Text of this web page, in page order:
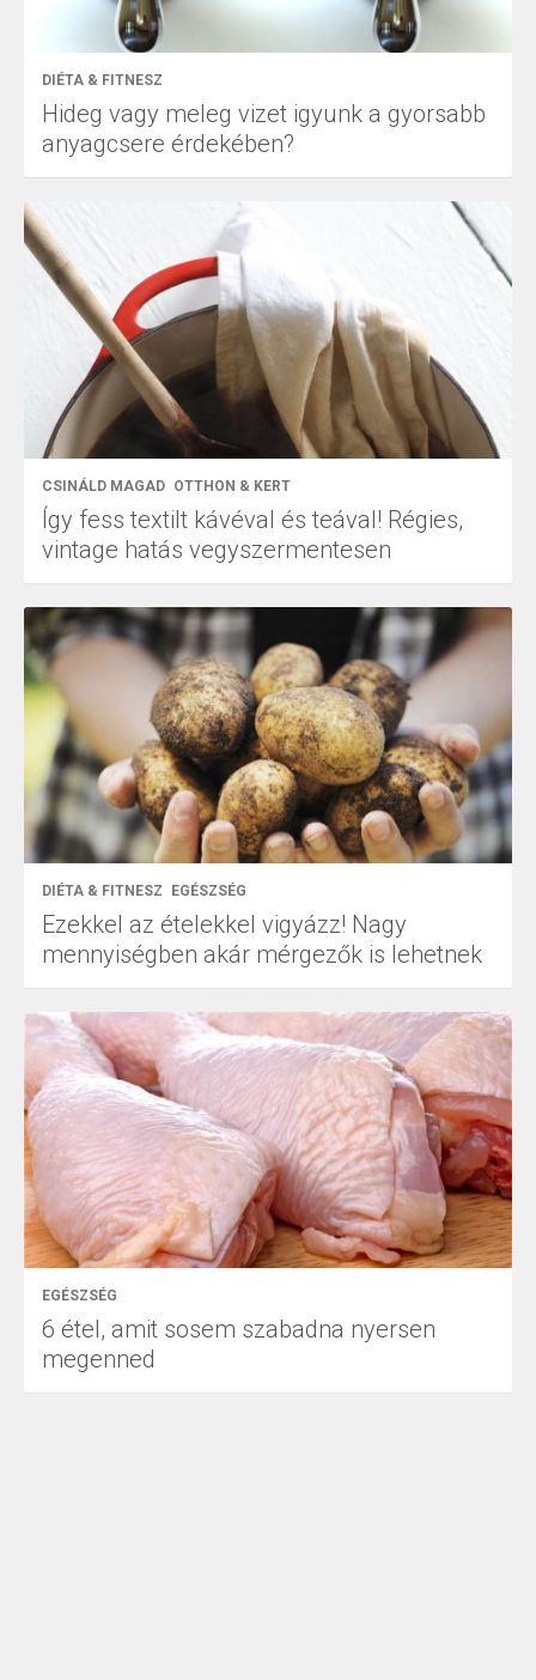
DIÉTA & FITNESZ
Hideg vagy meleg vizet igyunk a gyorsabb
anyagcsere érdekében?
CSINÁLD MAGAD OTTHON & KERT
Így fess textilt kávéval és teával! Régies,
vintage hatás vegyszermentesen
DIÉTA & FITNESZ EGÉSZSÉG
Ezekkel az ételekkel vigyázz! Nagy
mennyiségben akár mérgezők is lehetnek
EGÉSZSÉG
6 étel, amit sosem szabadna nyersen
megenned